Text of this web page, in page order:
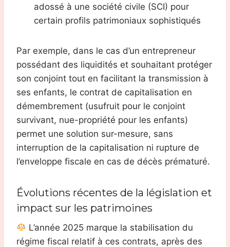
adossé à une société civile (SCI) pour
certain profils patrimoniaux sophistiqués
Par exemple, dans le cas d’un entrepreneur
possédant des liquidités et souhaitant protéger
son conjoint tout en facilitant la transmission à
ses enfants, le contrat de capitalisation en
démembrement (usufruit pour le conjoint
survivant, nue-propriété pour les enfants)
permet une solution sur-mesure, sans
interruption de la capitalisation ni rupture de
l’enveloppe fiscale en cas de décès prématuré.
Évolutions récentes de la législation et
impact sur les patrimoines
L’année 2025 marque la stabilisation du
régime fiscal relatif à ces contrats, après des